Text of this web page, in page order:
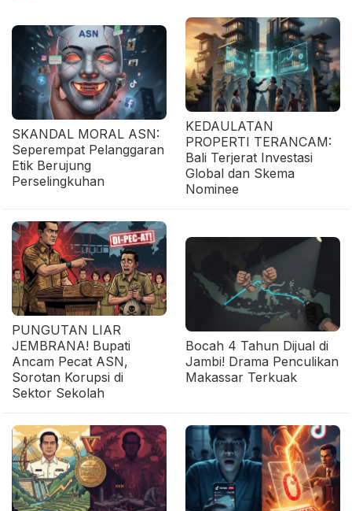
SKANDAL MORAL ASN:
Seperempat Pelanggaran
Etik Berujung
Perselingkuhan
KEDAULATAN
PROPERTI TERANCAM:
Bali Terjerat Investasi
Global dan Skema
Nominee
PUNGUTAN LIAR
JEMBRANA! Bupati
Ancam Pecat ASN,
Sorotan Korupsi di
Sektor Sekolah
Bocah 4 Tahun Dijual di
Jambi! Drama Penculikan
Makassar Terkuak